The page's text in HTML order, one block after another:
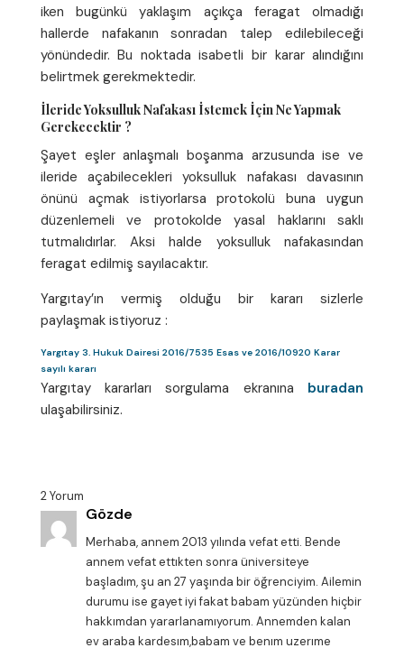
iken bugünkü yaklaşım açıkça feragat olmadığı
hallerde nafakanın sonradan talep edilebileceği
yönündedir. Bu noktada isabetli bir karar alındığını
belirtmek gerekmektedir.
İleride Yoksulluk Nafakası İstemek İçin Ne Yapmak
Gerekecektir ?
Şayet eşler anlaşmalı boşanma arzusunda ise ve
ileride açabilecekleri yoksulluk nafakası davasının
önünü açmak istiyorlarsa protokolü buna uygun
düzenlemeli ve protokolde yasal haklarını saklı
tutmalıdırlar. Aksi halde yoksulluk nafakasından
feragat edilmiş sayılacaktır.
Yargıtay’ın vermiş olduğu bir kararı sizlerle
paylaşmak istiyoruz :
Yargıtay 3. Hukuk Dairesi 2016/7535 Esas ve 2016/10920 Karar
sayılı kararı
Yargıtay kararları sorgulama ekranına buradan
ulaşabilirsiniz.
2 Yorum
Gözde
Merhaba, annem 2013 yılında vefat etti. Bende
annem vefat ettıkten sonra üniversiteye
başladım, şu an 27 yaşında bir öğrenciyim. Ailemin
durumu ise gayet iyi fakat babam yüzünden hiçbir
hakkımdan yararlanamıyorum. Annemden kalan
ev araba kardesım,babam ve benım uzerıme